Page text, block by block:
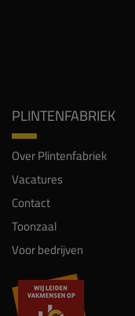
PLINTENFABRIEK
Over Plintenfabriek
Vacatures
Contact
Toonzaal
Voor bedrijven